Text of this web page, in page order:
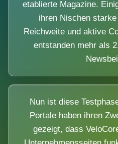
etablierte Magazine.
ihren Nischen
Reichweite und aktive
entstanden mehr als
Nun ist diese
Portale haben ihren
gezeigt, dass